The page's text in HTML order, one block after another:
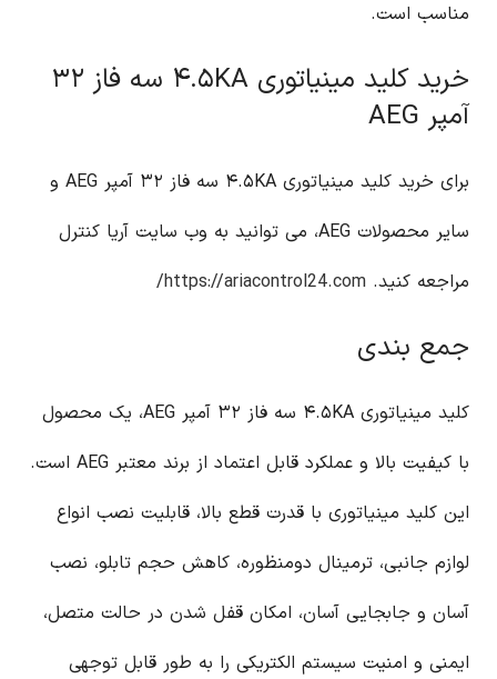
مناسب است.
خرید کلید مینیاتوری ۴.۵KA سه فاز ۳۲
آمپر AEG
برای خرید کلید مینیاتوری ۴.۵KA سه فاز ۳۲ آمپر AEG و
سایر محصولات AEG، می توانید به وب سایت آریا کنترل
مراجعه کنید. https://ariacontrol24.com/
جمع بندی
کلید مینیاتوری ۴.۵KA سه فاز ۳۲ آمپر AEG، یک محصول
با کیفیت بالا و عملکرد قابل اعتماد از برند معتبر AEG است.
این کلید مینیاتوری با قدرت قطع بالا، قابلیت نصب انواع
لوازم جانبی، ترمینال دومنظوره، کاهش حجم تابلو، نصب
آسان و جابجایی آسان، امکان قفل شدن در حالت متصل،
ایمنی و امنیت سیستم الکتریکی را به طور قابل توجهی